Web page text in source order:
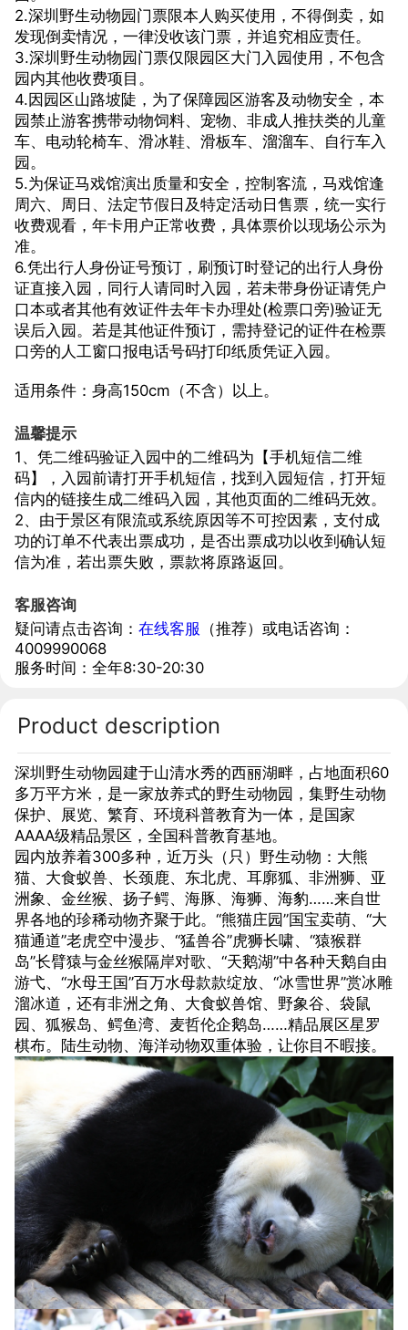
2.深圳野生动物园门票限本人购买使用，不得倒卖，如
发现倒卖情况，一律没收该门票，并追究相应责任。
3.深圳野生动物园门票仅限园区大门入园使用，不包含
园内其他收费项目。
4.因园区山路坡陡，为了保障园区游客及动物安全，本
园禁止游客携带动物饲料、宠物、非成人推扶类的儿童
车、电动轮椅车、滑冰鞋、滑板车、溜溜车、自行车入
园。
5.为保证马戏馆演出质量和安全，控制客流，马戏馆逢
周六、周日、法定节假日及特定活动日售票，统一实行
收费观看，年卡用户正常收费，具体票价以现场公示为
准。
6.凭出行人身份证号预订，刷预订时登记的出行人身份
证直接入园，同行人请同时入园，若未带身份证请凭户
口本或者其他有效证件去年卡办理处(检票口旁)验证无
误后入园。若是其他证件预订，需持登记的证件在检票
口旁的人工窗口报电话号码打印纸质凭证入园。
适用条件：身高150cm（不含）以上。
温馨提示
1、凭二维码验证入园中的二维码为【手机短信二维
码】，入园前请打开手机短信，找到入园短信，打开短
信内的链接生成二维码入园，其他页面的二维码无效。
2、由于景区有限流或系统原因等不可控因素，支付成
功的订单不代表出票成功，是否出票成功以收到确认短
信为准，若出票失败，票款将原路返回。
客服咨询
疑问请点击咨询： 在线客服 （推荐）或电话咨询：
4009990068
服务时间：全年8:30-20:30
Product description
深圳野生动物园建于山清水秀的西丽湖畔，占地面积60
多万平方米，是一家放养式的野生动物园，集野生动物
保护、展览、繁育、环境科普教育为一体，是国家
AAAA级精品景区，全国科普教育基地。
园内放养着300多种，近万头（只）野生动物：大熊
猫、大食蚁兽、长颈鹿、东北虎、耳廓狐、非洲狮、亚
洲象、金丝猴、扬子鳄、海豚、海狮、海豹……来自世
界各地的珍稀动物齐聚于此。“熊猫庄园”国宝卖萌、“大
猫通道”老虎空中漫步、“猛兽谷”虎狮长啸、“猿猴群
岛”长臂猿与金丝猴隔岸对歌、“天鹅湖”中各种天鹅自由
游弋、“水母王国”百万水母款款绽放、“冰雪世界”赏冰雕
溜冰道，还有非洲之角、大食蚁兽馆、野象谷、袋鼠
园、狐猴岛、鳄鱼湾、麦哲伦企鹅岛……精品展区星罗
棋布。陆生动物、海洋动物双重体验，让你目不暇接。